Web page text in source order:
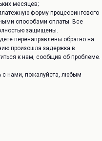
месяцев;
форму процессингового
способами оплаты. Все
защищены.
перенаправлены обратно на
произошла задержка в
к нам, сообщив об проблеме.
с нами, пожалуйста, любым